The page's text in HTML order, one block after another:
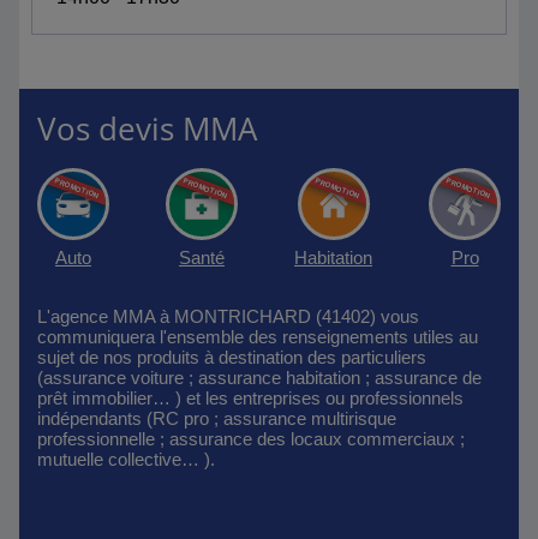
Vos devis MMA
Auto Santé Habitation Pro
L'agence MMA à MONTRICHARD (41402) vous
communiquera l'ensemble des renseignements utiles au
sujet de nos produits à destination des particuliers
(assurance voiture ; assurance habitation ; assurance de
prêt immobilier… ) et les entreprises ou professionnels
indépendants (RC pro ; assurance multirisque
professionnelle ; assurance des locaux commerciaux ;
mutuelle collective… ).